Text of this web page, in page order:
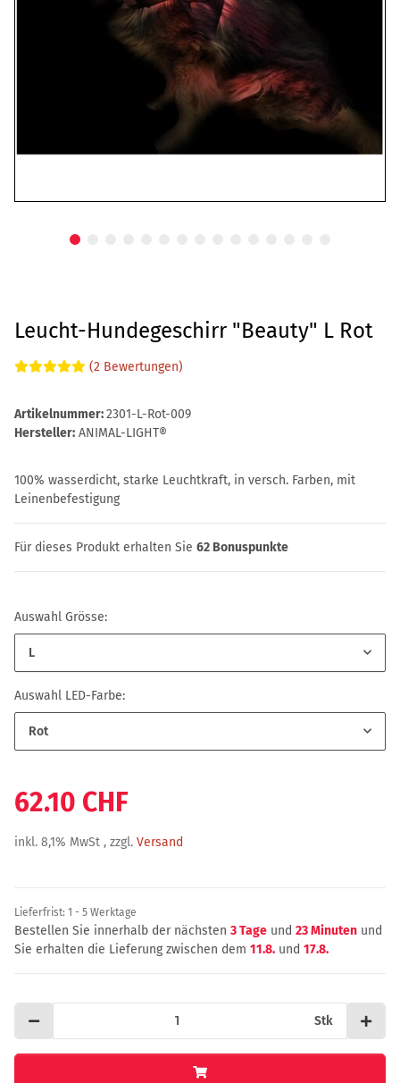
Leucht-Hundegeschirr "Beauty" L Rot
(2 Bewertungen)
Artikelnummer:2301-L-Rot-009
Hersteller: ANIMAL-LIGHT®
100% wasserdicht, starke Leuchtkraft, in versch. Farben, mit
Leinenbefestigung
Für dieses Produkt erhalten Sie 62 Bonuspunkte
Auswahl Grösse:
L
Auswahl LED-Farbe:
Rot
62.10 CHF
inkl. 8,1% MwSt , zzgl. Versand
Lieferfrist: 1 - 5 Werktage
Bestellen Sie innerhalb der nächsten 3 Tage und 23 Minuten und
Sie erhalten die Lieferung zwischen dem 11.8. und 17.8.
Stk